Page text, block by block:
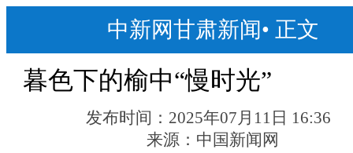
中新网甘肃新闻• 正文
暮色下的榆中“慢时光”
发布时间： 2025年07月11日 16:36
来源： 中国新闻网